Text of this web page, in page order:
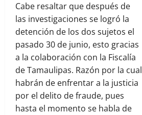
Cabe resaltar que después de
las investigaciones se logró la
detención de los dos sujetos el
pasado 30 de junio, esto gracias
a la colaboración con la Fiscalía
de Tamaulipas. Razón por la cual
habrán de enfrentar a la justicia
por el delito de fraude, pues
hasta el momento se habla de